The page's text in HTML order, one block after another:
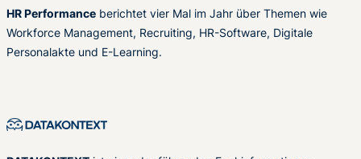
HR Performance berichtet vier Mal im Jahr über Themen wie
Workforce Management, Recruiting, HR-Software, Digitale
Personalakte und E-Learning.